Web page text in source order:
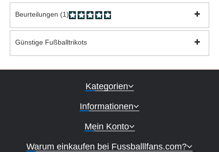
Beurteilungen (1)
Günstige Fußballtrikots
Kategorien
Informationen
Mein Konto
Warum einkaufen bei Fussballlfans.com?